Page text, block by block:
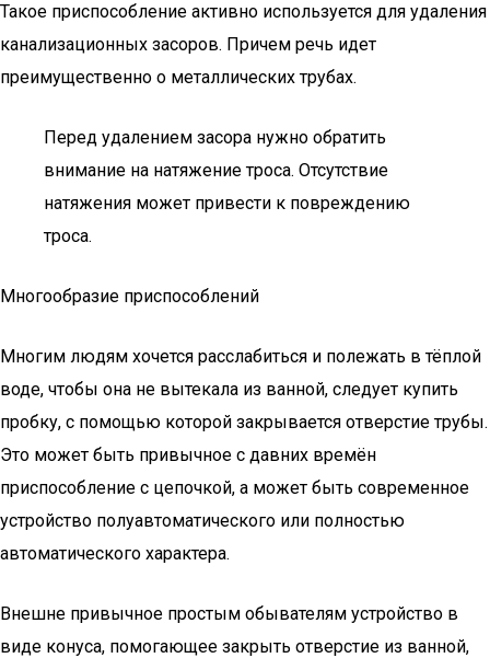
Такое приспособление активно используется для удаления
канализационных засоров. Причем речь идет
преимущественно о металлических трубах.
Перед удалением засора нужно обратить
внимание на натяжение троса. Отсутствие
натяжения может привести к повреждению
троса.
Многообразие приспособлений
Многим людям хочется расслабиться и полежать в тёплой
воде, чтобы она не вытекала из ванной, следует купить
пробку, с помощью которой закрывается отверстие трубы.
Это может быть привычное с давних времён
приспособление с цепочкой, а может быть современное
устройство полуавтоматического или полностью
автоматического характера.
Внешне привычное простым обывателям устройство в
виде конуса, помогающее закрыть отверстие из ванной,